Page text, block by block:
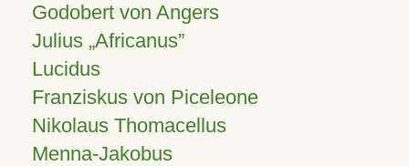
Godobert von Angers
Julius Africanus
Lucidus
Franziskus von Piceleone
Nikolaus Thomacellus
Menna-Jakobus